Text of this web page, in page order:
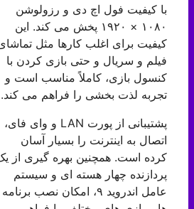
با کیفیت فول اچ دی و رزولوشن
۱۰۸۰ × ۱۹۲۰ پخش می کند. این
کیفیت برای اغلب کارها مثل تماشای
فیلم و سریال و حتی بازی کردن با
کنسول بازی، کاملاً مناسب است و
تجربه لذت بخشی را فراهم می کند.
پشتیبانی از پورت LAN و وای فای،
اتصال به اینترنت را بسیار آسان
کرده است. همچنین بهره گیری از یک
پردازنده چهار هسته ای و سیستم
عامل اندروید ۹، امکان نصب برنامه